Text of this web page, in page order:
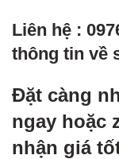
Liên hệ :
thông tin về
Đặt càng
ngay hoặc
nhận giá